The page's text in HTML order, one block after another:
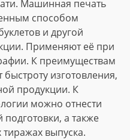
Машинная печать
способом
и другой
Применяют её при
К преимуществам
изготовления,
продукции. К
можно отнести
а также
выпуска.